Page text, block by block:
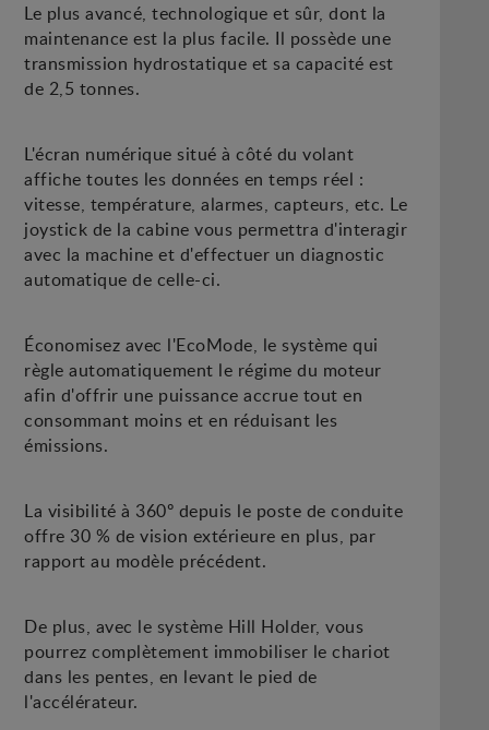
Le plus avancé, technologique et sûr, dont la
maintenance est la plus facile. Il possède une
transmission hydrostatique et sa capacité est
de 2,5 tonnes.
L'écran numérique situé à côté du volant
affiche toutes les données en temps réel :
vitesse, température, alarmes, capteurs, etc. Le
joystick de la cabine vous permettra d'interagir
avec la machine et d'effectuer un diagnostic
automatique de celle-ci.
Économisez avec l'EcoMode, le système qui
règle automatiquement le régime du moteur
afin d'offrir une puissance accrue tout en
consommant moins et en réduisant les
émissions.
La visibilité à 360º depuis le poste de conduite
offre 30 % de vision extérieure en plus, par
rapport au modèle précédent.
De plus, avec le système Hill Holder, vous
pourrez complètement immobiliser le chariot
dans les pentes, en levant le pied de
l'accélérateur.